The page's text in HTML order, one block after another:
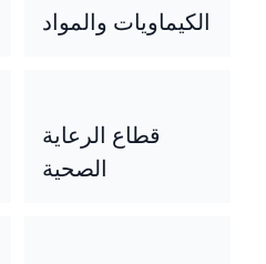
الكيماويات والمواد
قطاع الرعاية
الصحية